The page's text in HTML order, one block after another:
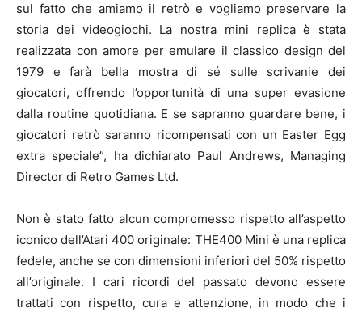
sul fatto che amiamo il retrò e vogliamo preservare la
storia dei videogiochi. La nostra mini replica è stata
realizzata con amore per emulare il classico design del
1979 e farà bella mostra di sé sulle scrivanie dei
giocatori, offrendo l’opportunità di una super evasione
dalla routine quotidiana. E se sapranno guardare bene, i
giocatori retrò saranno ricompensati con un Easter Egg
extra speciale”, ha dichiarato Paul Andrews, Managing
Director di Retro Games Ltd.
Non è stato fatto alcun compromesso rispetto all’aspetto
iconico dell’Atari 400 originale: THE400 Mini è una replica
fedele, anche se con dimensioni inferiori del 50% rispetto
all’originale. I cari ricordi del passato devono essere
trattati con rispetto, cura e attenzione, in modo che i